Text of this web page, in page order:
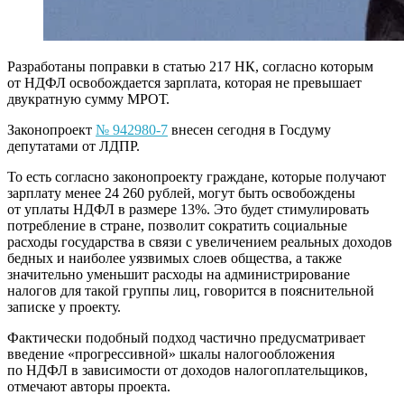
Разработаны поправки в статью 217 НК, согласно которым
от НДФЛ освобождается зарплата, которая не превышает
двукратную сумму МРОТ.
Законопроект № 942980-7 внесен сегодня в Госдуму
депутатами от ЛДПР.
То есть согласно законопроекту граждане, которые получают
зарплату менее 24 260 рублей, могут быть освобождены
от уплаты НДФЛ в размере 13%. Это будет стимулировать
потребление в стране, позволит сократить социальные
расходы государства в связи с увеличением реальных доходов
бедных и наиболее уязвимых слоев общества, а также
значительно уменьшит расходы на администрирование
налогов для такой группы лиц, говорится в пояснительной
записке у проекту.
Фактически подобный подход частично предусматривает
введение «прогрессивной» шкалы налогообложения
по НДФЛ в зависимости от доходов налогоплательщиков,
отмечают авторы проекта.